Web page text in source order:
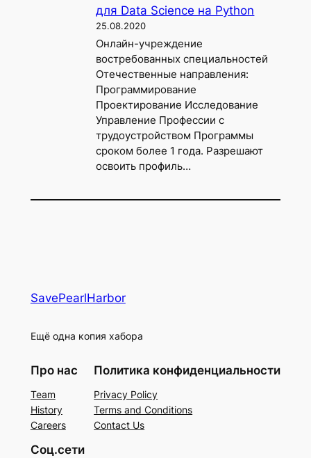
для Data Science на Python
25.08.2020
Онлайн-учреждение
востребованных специальностей
Отечественные направления:
Программирование
Проектирование Исследование
Управление Профессии с
трудоустройством Программы
сроком более 1 года. Разрешают
освоить профиль…
SavePearlHarbor
Ещё одна копия хабора
Про нас
Team
History
Careers
Политика конфиденциальности
Privacy Policy
Terms and Conditions
Contact Us
Соц.сети